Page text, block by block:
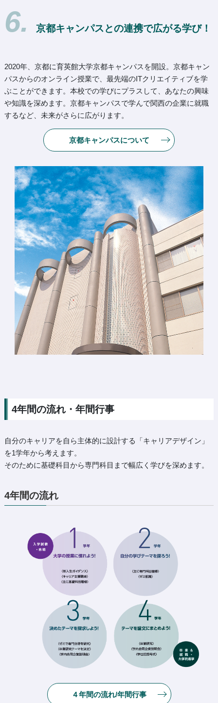
6. 京都キャンパスとの連携で広がる学び！
2020年、京都に育英館大学京都キャンパスを開設。京都キャン
パスからのオンライン授業で、最先端のITクリエイティブを学
ぶことができます。本校での学びにプラスして、あなたの興味
や知識を深めます。京都キャンパスで学んで関西の企業に就職
するなど、未来がさらに広がります。
京都キャンパスについて
4年間の流れ・年間行事
自分のキャリアを自ら主体的に設計する「キャリアデザイン」
を1学年から考えます。
そのために基礎科目から専門科目まで幅広く学びを深めます。
4年間の流れ
４年間の流れ/年間行事